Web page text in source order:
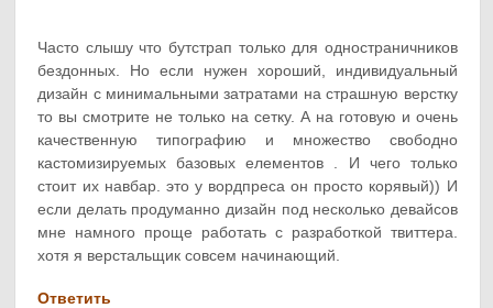
Часто слышу что бутстрап только для одностраничников
бездонных. Но если нужен хороший, индивидуальный
дизайн с минимальными затратами на страшную верстку
то вы смотрите не только на сетку. А на готовую и очень
качественную типографию и множество свободно
кастомизируемых базовых елементов . И чего только
стоит их навбар. это у вордпреса он просто корявый)) И
если делать продуманно дизайн под несколько девайсов
мне намного проще работать с разработкой твиттера.
хотя я верстальщик совсем начинающий.
Ответить